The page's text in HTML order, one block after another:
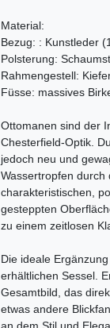
Material:
Bezug: : Kunstleder
Polsterung:
Rahmengestell:
Füsse: massives
Ottomanen sind der
Chesterfield-Optik.
jedoch neu und
Wassertropfen durch
charakteristischen,
gesteppten
zu einem zeitlosen
Die ideale
erhältlichen Sessel.
Gesamtbild, das
etwas andere